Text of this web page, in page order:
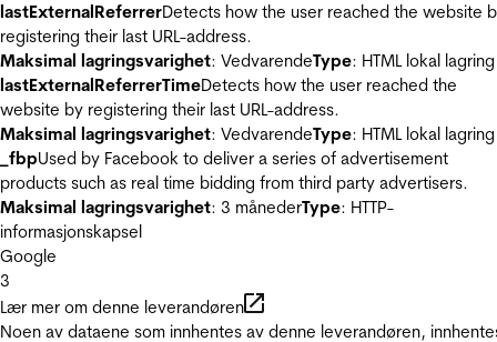
lastExternalReferrerDetects how the user reached the website
registering their last URL-address.
Maksimal lagringsvarighet: VedvarendeType: HTML lokal lagring
lastExternalReferrerTimeDetects how the user reached the
website by registering their last URL-address.
Maksimal lagringsvarighet: VedvarendeType: HTML lokal lagring
_fbpUsed by Facebook to deliver a series of advertisement
products such as real time bidding from third party advertisers.
Maksimal lagringsvarighet: 3 månederType: HTTP-
informasjonskapsel
Google
3
Lær mer om denne leverandøren
Noen av dataene som innhentes av denne leverandøren,